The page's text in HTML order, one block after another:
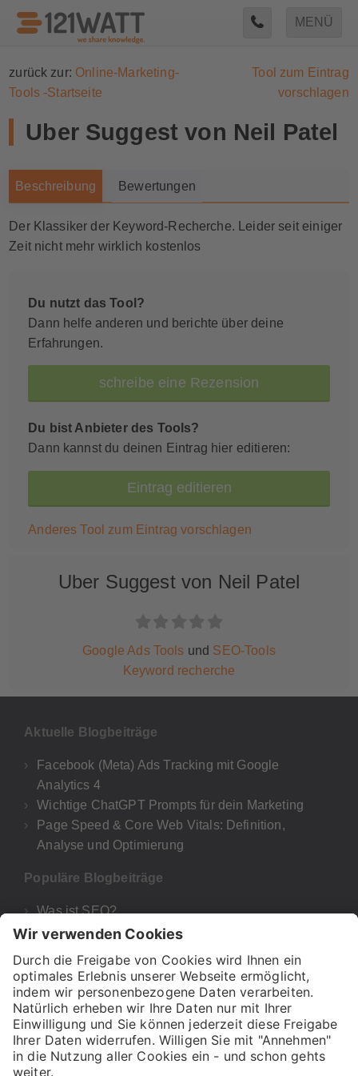
MENÜ
zurück zur: Online-Marketing-
Tools -Startseite
Tool zum Eintrag
vorschlagen
Uber Suggest von Neil Patel
Beschreibung Bewertungen
Der Klassiker der Keyword-Recherche. Leider seit einiger
Zeit nicht mehr wirklich kostenlos
Du nutzt das Tool?
Dann helfe anderen und berichte über deine
Erfahrungen.
schreibe eine Rezension
Du bist Anbieter des Tools?
Dann kannst du deinen Eintrag hier editieren:
Eintrag editieren
Anderes Tool zum Eintrag vorschlagen
Uber Suggest von Neil Patel
Google Ads Tools und SEO-Tools
Keyword recherche
Aktuelle Blogbeiträge
Facebook (Meta) Ads Tracking mit Google
Analytics 4
Wichtige ChatGPT Prompts für dein Marketing
Page Speed & Core Web Vitals: Definition,
Analyse und Optimierung
Populäre Blogbeiträge
Was ist SEO?
Google Analytics 4
Was bedeutet E-A-T für deine SEO und Google?
H1, H2 & Co! – Wie wichtig sind Überschriften für
SEO?
Über uns Presse